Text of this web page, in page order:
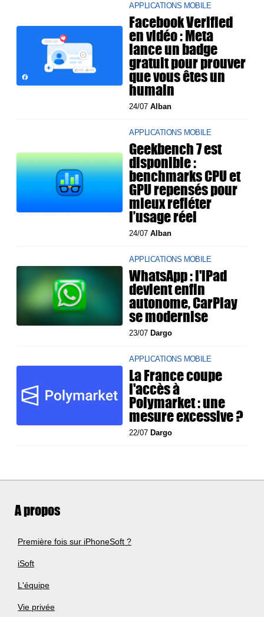
APPLICATIONS MOBILE
Facebook Verified
en vidéo : Meta
lance un badge
gratuit pour prouver
que vous êtes un
humain
24/07Alban
APPLICATIONS MOBILE
Geekbench 7 est
disponible :
benchmarks CPU et
GPU repensés pour
mieux refléter
l’usage réel
24/07Alban
APPLICATIONS MOBILE
WhatsApp : l'iPad
devient enfin
autonome, CarPlay
se modernise
23/07Dargo
APPLICATIONS MOBILE
La France coupe
l'accès à
Polymarket : une
mesure excessive ?
22/07Dargo
A propos
Première fois sur iPhoneSoft ?
iSoft
L'équipe
Vie privée